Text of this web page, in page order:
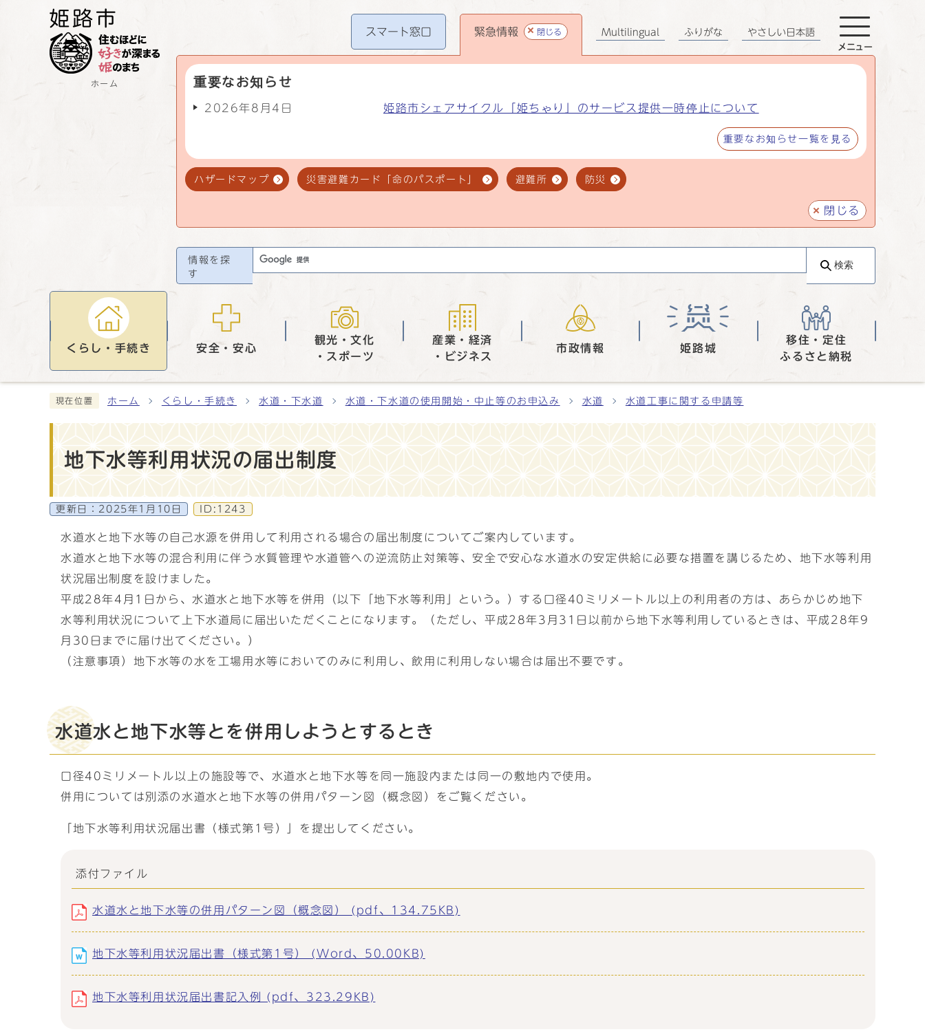
ホーム
スマート窓口 緊急情報 閉じる
重要なお知らせ
2026年8月4日 姫路市シェアサイクル「姫ちゃり」のサービス提供一時停止について
重要なお知らせ一覧を見る
ハザードマップ 災害避難カード「命のパスポート」 避難所 防災
閉じる
Multilingual ふりがな やさしい日本語
メニュー
情報を探
す
検索
くらし・手続き 安全・安心
観光・文化
・スポーツ
産業・経済
・ビジネス
市政情報 姫路城
移住・定住
ふるさと納税
現在位置 ホーム くらし・手続き 水道・下水道 水道・下水道の使用開始・中止等のお申込み 水道 水道工事に関する申請等
地下水等利用状況の届出制度
更新日： 2025年1月10日 ID:1243
水道水と地下水等の自己水源を併用して利用される場合の届出制度についてご案内しています。
水道水と地下水等の混合利用に伴う水質管理や水道管への逆流防止対策等、安全で安心な水道水の安定供給に必要な措置を講じるため、地下水等利用
状況届出制度を設けました。
平成28年4月1日から、水道水と地下水等を併用（以下「地下水等利用」という。）する口径40ミリメートル以上の利用者の方は、あらかじめ地下
水等利用状況について上下水道局に届出いただくことになります。（ただし、平成28年3月31日以前から地下水等利用しているときは、平成28年9
月30日までに届け出てください。）
（注意事項）地下水等の水を工場用水等においてのみに利用し、飲用に利用しない場合は届出不要です。
水道水と地下水等とを併用しようとするとき
口径40ミリメートル以上の施設等で、水道水と地下水等を同一施設内または同一の敷地内で使用。
併用については別添の水道水と地下水等の併用パターン図（概念図）をご覧ください。
「地下水等利用状況届出書（様式第1号）」を提出してください。
添付ファイル
水道水と地下水等の併用パターン図（概念図） (pdf、134.75KB)
地下水等利用状況届出書（様式第1号） (Word、50.00KB)
地下水等利用状況届出書記入例 (pdf、323.29KB)